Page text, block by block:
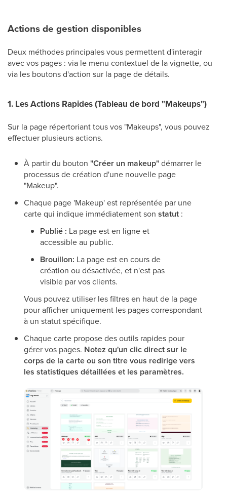
Actions de gestion disponibles
Deux méthodes principales vous permettent d'interagir
avec vos pages : via le menu contextuel de la vignette, ou
via les boutons d'action sur la page de détails.
1. Les Actions Rapides (Tableau de bord "Makeups")
Sur la page répertoriant tous vos "Makeups", vous pouvez
effectuer plusieurs actions.
À partir du bouton "Créer un makeup"démarrer le
processus de création d'une nouvelle page
"Makeup".
Chaque page 'Makeup' est représentée par une
carte qui indique immédiatement son statut :
Publié : La page est en ligne et
accessible au public.
Brouillon: La page est en cours de
création ou désactivée, et n'est pas
visible par vos clients.
Vous pouvez utiliser les filtres en haut de la page
pour afficher uniquement les pages correspondant
à un statut spécifique.
Chaque carte propose des outils rapides pour
gérer vos pages. Notez qu'un clic direct sur le
corps de la carte ou son titre vous redirige vers
les statistiques détaillées et les paramètres.